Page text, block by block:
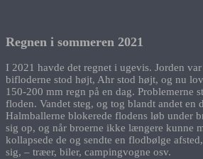
Regnen i sommeren 2021
I 2021 havde det regnet i ugevis. Jorden
bifloderne stod højt, Ahr stod højt, og nu
150-200 mm regn på en dag. Problemerne
floden. Vandet steg, og tog blandt andet en
Halmballerne blokerede flodens løb under
sig op, og når broerne ikke længere kunne
kollapsede de og sendte en flodbølge
sig, – træer, biler, campingvogne osv.